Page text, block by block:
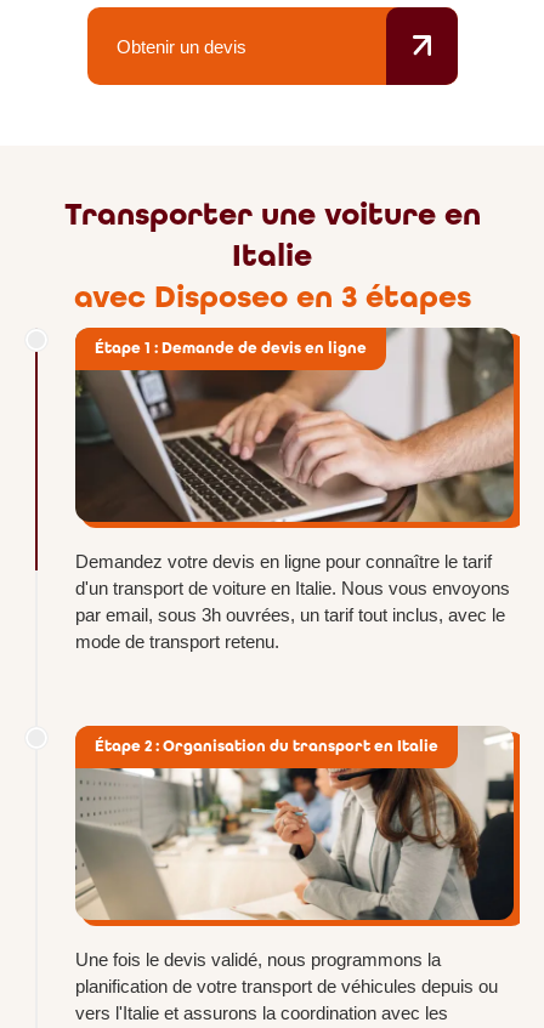
Obtenir un devis
Transporter une voiture en
Italie
avec Disposeo en 3 étapes
Étape 1 : Demande de devis en ligne
Demandez votre devis en ligne pour connaître le tarif
d'un transport de voiture en Italie. Nous vous envoyons
par email, sous 3h ouvrées, un tarif tout inclus, avec le
mode de transport retenu.
Étape 2 : Organisation du transport en Italie
Une fois le devis validé, nous programmons la
planification de votre transport de véhicules depuis ou
vers l'Italie et assurons la coordination avec les